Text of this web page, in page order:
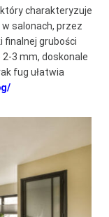
który charakteryzuje
salonach, przez
finalnej grubości
3 mm, doskonale
fug ułatwia